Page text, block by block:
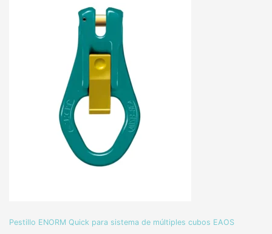
Pestillo ENORM Quick para sistema de múltiples cubos EAOS